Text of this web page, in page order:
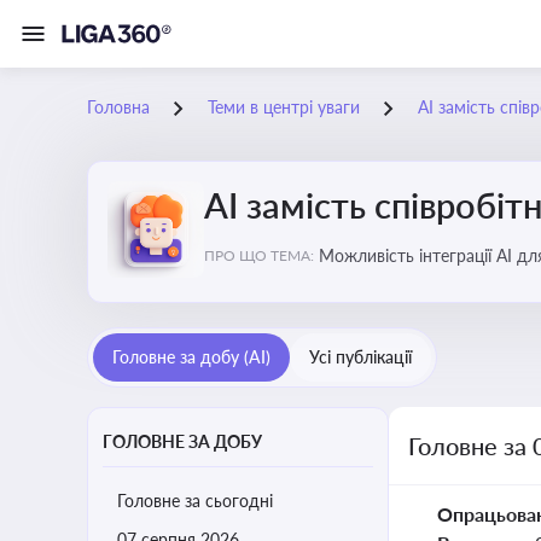
Головна Теми в центрі уваги АІ замість
АІ замість
ПРО ЩО ТЕМА: Можливість інтеграції АІ
Головне за добу (AI) Усі публікації
ГОЛОВНЕ ЗА ДОБУ
Головне за сьогодні
Головне за